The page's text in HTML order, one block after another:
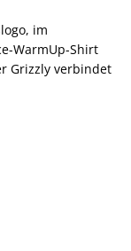
im
WarmUp-Shirt
Grizzly verbindet